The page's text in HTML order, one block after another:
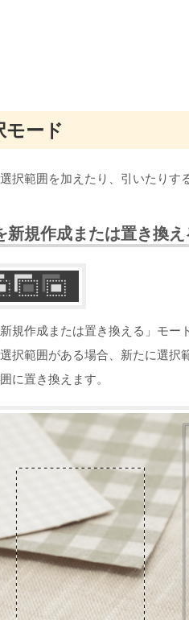
モード
択範囲を加えたり、引いたりす
新規作成または置き換え
新規作成または置き換える」モ
択範囲がある場合、新たに選
に置き換えます。